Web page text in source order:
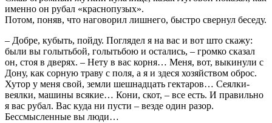
именно он рубал «краснопузых».
Потом, поняв, что наговорил лишнего, быстро свернул беседу.
– Добре, кубыть, пойду. Поглядел я на вас и вот што скажу:
были вы голытьбой, голытьбою и остались, – громко сказал
он, стоя в дверях. – Нету в вас корня… Меня, вот, выкинули с
Дону, как сорную траву с поля, а я и здеся хозяйством оброс.
Хутор у меня свой, земли шешнадцать гектаров… Сеялки-
веялки, машины всякие… Кони, скот, – все есть. И правильно
я вас рубал. Вас куда ни пусти – везде один разор.
Бессмысленные вы люди…